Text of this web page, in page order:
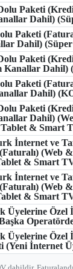
Paketi
Dahil)
Paketi
Dahil)
Paketi
Kanallar Dahil)
Paketi
Dahil)
Paketi
Dahil)
& Smart
İnternet ve
(Web
& Smart
İnternet ve
(Web
& Smart
Üyelerine Özel
Üyelerine Özel
(Yeni İnternet